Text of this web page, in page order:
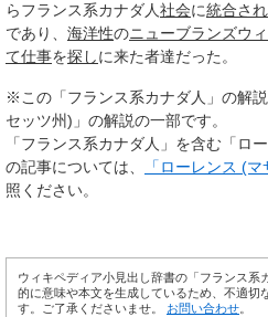
らフランス系カナダ人社会に統合され
であり、 海洋性のニューブランズウ
て仕事を探しに来た者達だった。
※この「フランス系カナダ人」の解
セッツ州)」の解説の一部です。
「フランス系カナダ人」を含む「ロ
の記事については、
「ローレンス (
照ください。
ウィキペディア小見出し辞書の「フランス系
的に意味や本文を生成しているため、不適切
す。ご了承くださいませ。 お問い合わせ